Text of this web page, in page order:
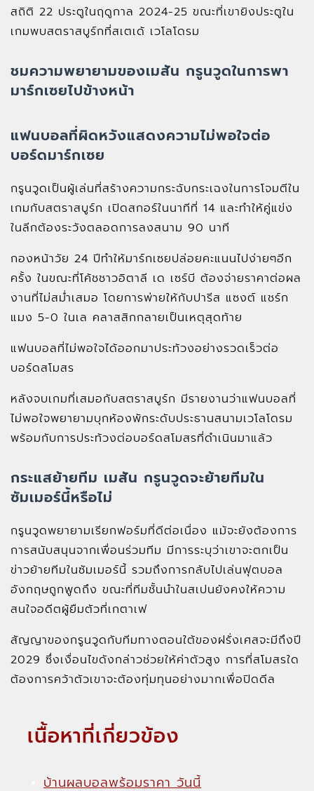
สถิติ 22 ประตูในฤดูกาล 2024-25 ขณะที่เขายิงประตูใน
เกมพบสตราสบูร์กที่สเตเด้ เวโลโดรม
ชมความพยายามของเมสัน กรูนวูดในการพา
มาร์กเซยไปข้างหน้า
แฟนบอลที่ผิดหวังแสดงความไม่พอใจต่อ
บอร์ดมาร์กเซย
กรูนวูดเป็นผู้เล่นที่สร้างความกระฉับกระเฉงในการโจมตีใน
เกมกับสตราสบูร์ก เปิดสกอร์ในนาทีที่ 14 และทำให้คู่แข่ง
ในลีกต้องระวังตลอดการลงสนาม 90 นาที
กองหน้าวัย 24 ปีทำให้มาร์กเซยปล่อยคะแนนไปง่ายๆอีก
ครั้ง ในขณะที่โค้ชชาวอิตาลี เด เซร์บี ต้องจ่ายราคาต่อผล
งานที่ไม่สม่ำเสมอ โดยการพ่ายให้กับปารีส แซงต์ แชร์ก
แมง 5-0 ในเล คลาสสิกกลายเป็นเหตุสุดท้าย
แฟนบอลที่ไม่พอใจได้ออกมาประท้วงอย่างรวดเร็วต่อ
บอร์ดสโมสร
หลังจบเกมที่เสมอกับสตราสบูร์ก มีรายงานว่าแฟนบอลที่
ไม่พอใจพยายามบุกห้องพักระดับประธานสนามเวโลโดรม
พร้อมกับการประท้วงต่อบอร์ดสโมสรที่ดำเนินมาแล้ว
กระแสย้ายทีม เมสัน กรูนวูดจะย้ายทีมใน
ซัมเมอร์นี้หรือไม่
กรูนวูดพยายามเรียกฟอร์มที่ดีต่อเนื่อง แม้จะยังต้องการ
การสนับสนุนจากเพื่อนร่วมทีม มีการระบุว่าเขาจะตกเป็น
ข่าวย้ายทีมในซัมเมอร์นี้ รวมถึงการกลับไปเล่นฟุตบอล
อังกฤษถูกพูดถึง ขณะที่ทีมชั้นนำในสเปนยังคงให้ความ
สนใจอดีตผู้ยืมตัวที่เกตาเฟ
สัญญาของกรูนวูดกับทีมทางตอนใต้ของฝรั่งเศสจะมีถึงปี
2029 ซึ่งเงื่อนไขดังกล่าวช่วยให้ค่าตัวสูง การที่สโมสรใด
ต้องการคว้าตัวเขาจะต้องทุ่มทุนอย่างมากเพื่อปิดดีล
เนื้อหาที่เกี่ยวข้อง
บ้านผลบอลพร้อมราคา วันนี้